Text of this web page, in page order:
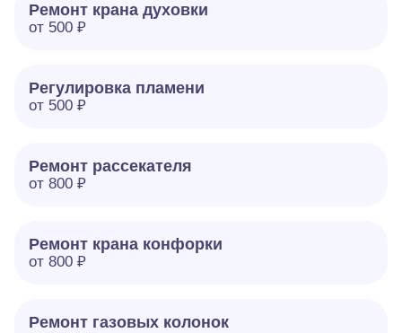
Ремонт крана духовки
от 500 ₽
Регулировка пламени
от 500 ₽
Ремонт рассекателя
от 800 ₽
Ремонт крана конфорки
от 800 ₽
Ремонт газовых колонок